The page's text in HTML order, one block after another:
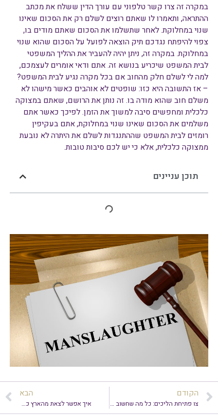
במקרה זה צרו קשר טלפוני עם עורך הדין ששלח את מכתב
ההתראה, ותאמרו לו שאתם רוצים לשלם רק את הסכום שאינו
שנוי במחלוקת. לאחר שתשלמו את הסכום שאתם מודים בו,
צפוי להיפתח נגדכם תיק הוצאה לפועל על הסכום שהוא שנוי
במחלוקת. במקרה זה, ניתן יהיה להעביר את ההליך המשפטי
לבית המשפט שיכריע בנושא זה. אתם ודאי אומרים לעצמכם,
למה לי לשלם חלק מהחוב אם בכל מקרה נגיע לבית המשפט?
– אז התשובה היא כזו: שופטים לא אוהבים כאשר מישהו לא
משלם חוב שהוא מודה בו. זה נותן את הרושם, שאתם במצוקה
כלכלית ומחפשים סיבה למשוך את הזמן. לפיכך כאשר אתם
משלמים את הסכום שאינו שנוי במחלוקת, אתם בעקיפין
רומזים לבית המשפט שההתנגדות לשלם את היתרה לא נובעת
ממצוקה כלכלית, אלא כי יש לכם סיבות טובות.
תוכן עניינים
הקודם
צו פתיחת הליכים: כל מה שחשוב לדעת
הבא
איך אפשר לצאת מהארץ כשיש צו עיכוב יציאה מהארץ?